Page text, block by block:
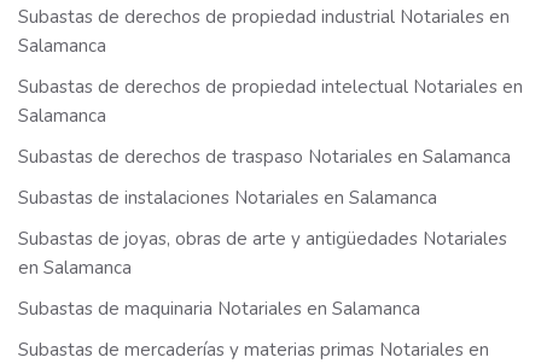
Subastas de derechos de propiedad industrial Notariales en
Salamanca
Subastas de derechos de propiedad intelectual Notariales en
Salamanca
Subastas de derechos de traspaso Notariales en Salamanca
Subastas de instalaciones Notariales en Salamanca
Subastas de joyas, obras de arte y antigüedades Notariales
en Salamanca
Subastas de maquinaria Notariales en Salamanca
Subastas de mercaderías y materias primas Notariales en